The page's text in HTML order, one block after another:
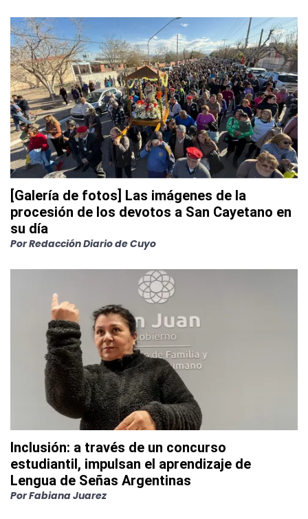
[Galería de fotos] Las imágenes de la
procesión de los devotos a San Cayetano en
su día
PorRedacción Diario de Cuyo
Inclusión: a través de un concurso
estudiantil, impulsan el aprendizaje de
Lengua de Señas Argentinas
PorFabiana Juarez